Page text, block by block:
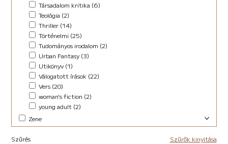
Társadalom kritika (6)
Teológia (2)
Thriller (14)
Történelmi (25)
Tudományos irodalom (2)
Urban Fantasy (3)
Utikönyv (1)
Válogatott írások (22)
Vers (20)
woman's fiction (2)
young adult (2)
Zene
Szűrés
Szűrők kinyitása